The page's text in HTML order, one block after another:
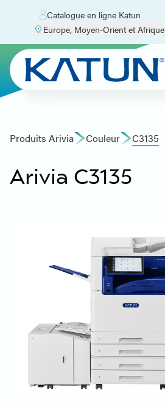
Catalogue en ligne Katun
Europe, Moyen-Orient et Afrique
Produits Arivia Couleur C3135
Arivia C3135